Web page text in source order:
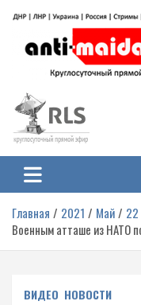
содержимому
на Украине
гражданской войне на
ЛНР и других регионах.
Главная 2021 Май
22
Военным атташе из НАТО
ВИДЕО НОВОСТИ